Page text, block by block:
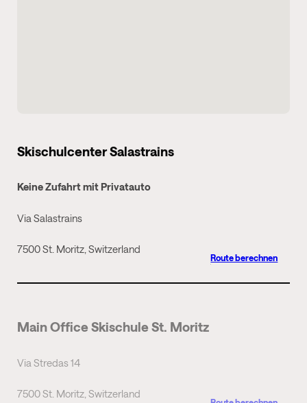
Skischulcenter Salastrains
Keine Zufahrt mit Privatauto
Via Salastrains
7500 St. Moritz, Switzerland
Route berechnen
Main Office Skischule St. Moritz
Via Stredas 14
7500 St. Moritz, Switzerland